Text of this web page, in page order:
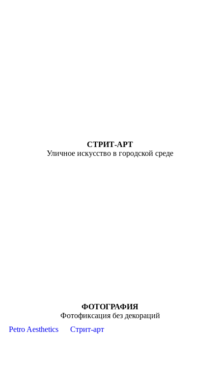
СТРИТ-АРТ
Уличное искусство в городской среде
ФОТОГРАФИЯ
Фотофиксация без декораций
Petro Aesthetics
Стрит-арт